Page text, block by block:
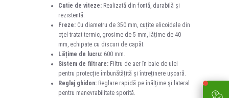
Cutie de viteze: Realizată din fontă, durabilă și
rezistentă.
Freze: Cu diametru de 350 mm, cuțite elicoidale din
oțel tratat termic, grosime de 5 mm, lățime de 40
mm, echipate cu discuri de capăt.
Lățime de lucru: 600 mm.
Sistem de filtrare: Filtru de aer în baie de ulei
pentru protecție îmbunătățită și întreținere ușoară.
Reglaj ghidon: Reglare rapidă pe înălțime și lateral
pentru manevrabilitate sporită.